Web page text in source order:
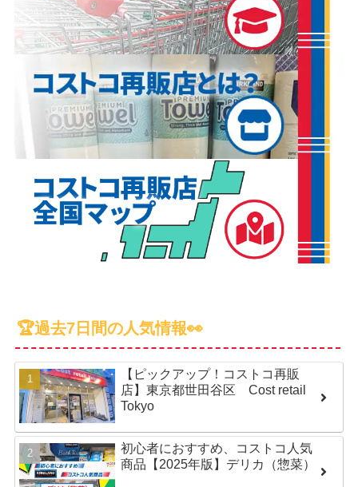
🏆過去7日間の人気情報👀
【ピックアップ！コストコ再販
店】東京都世田谷区 Cost retail
Tokyo
初心者におすすめ、コストコ人気
商品【2025年版】デリカ（惣菜）